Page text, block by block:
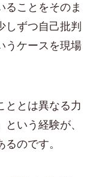
ることをそのま
しずつ自己批判
ケースを現場
ととは異なる力
いう経験が、
のです。